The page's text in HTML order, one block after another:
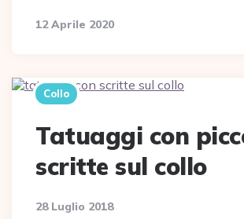
12 Aprile 2020
Collo
Tatuaggi con
scritte sul collo
28 Luglio 2018